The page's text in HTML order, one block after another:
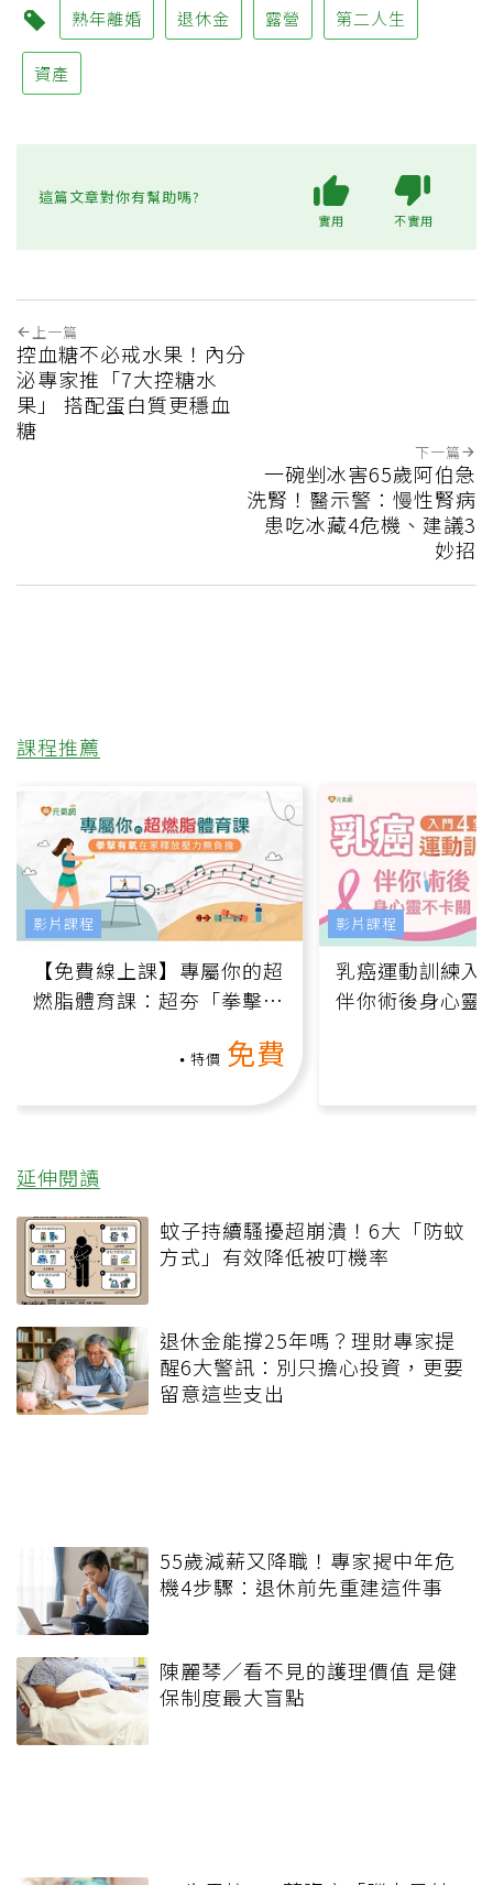
熟年離婚 退休金 露營 第二人生
資產
這篇文章對你有幫助嗎?
實用 不實用
上一篇
控血糖不必戒水果！內分
泌專家推「7大控糖水
果」 搭配蛋白質更穩血
糖
下一篇
一碗剉冰害65歲阿伯急
洗腎！醫示警：慢性腎病
患吃冰藏4危機、建議3
妙招
課程推薦
【免費線上課】專屬你的超
燃脂體育課：超夯「拳擊有
特價 免費
影片課程
乳癌運動訓練入
伴你術後身心靈
影片課程
延伸閱讀
蚊子持續騷擾超崩潰！6大「防蚊
方式」有效降低被叮機率
退休金能撐25年嗎？理財專家提
醒6大警訊：別只擔心投資，更要
留意這些支出
55歲減薪又降職！專家揭中年危
機4步驟：退休前先重建這件事
陳麗琴／看不見的護理價值 是健
保制度最大盲點